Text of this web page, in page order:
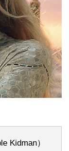
Kidman）